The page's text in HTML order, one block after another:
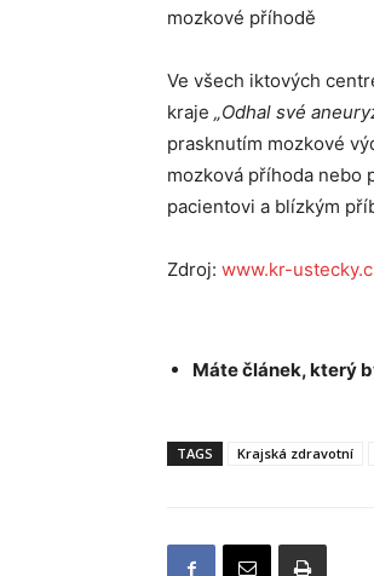
mozkové příhodě
Ve všech iktových
kraje „Odhal své
prasknutím mozkové
mozková příhoda nebo
pacientovi a blízkým
Zdroj: www.kr-
Máte článek, který
TAGS Krajská zdravotní